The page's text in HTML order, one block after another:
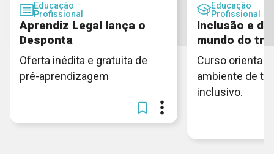
Educação
Profissional
Aprendiz Legal lança o
Desponta
Oferta inédita e gratuita de
pré-aprendizagem
Educação
Profissional
Inclusão e
mundo do
Curso orienta
ambiente de
inclusivo.